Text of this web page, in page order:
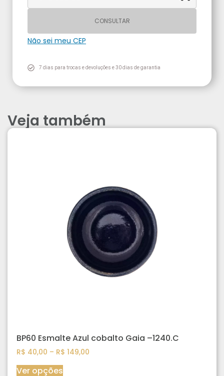
CONSULTAR
Não sei meu CEP
7 dias para trocas e devoluções e 30 dias de garantia
Veja também
BP60 Esmalte Azul cobalto Gaia –1240.C
R$ 40,00 – R$ 149,00
Ver opções